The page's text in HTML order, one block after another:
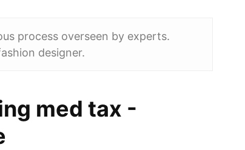
process overseen by experts.
designer.
med tax -